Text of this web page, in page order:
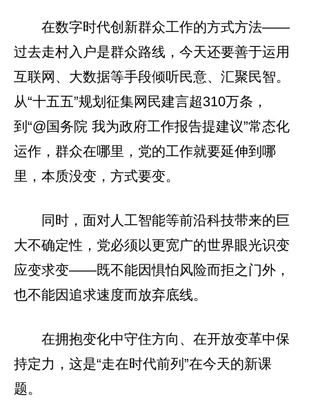
在数字时代创新群众工作的方式方法——
过去走村入户是群众路线，今天还要善于运用
互联网、大数据等手段倾听民意、汇聚民智。
从“十五五”规划征集网民建言超310万条，
到“@国务院 我为政府工作报告提建议”常态化
运作，群众在哪里，党的工作就要延伸到哪
里，本质没变，方式要变。
同时，面对人工智能等前沿科技带来的巨
大不确定性，党必须以更宽广的世界眼光识变
应变求变——既不能因惧怕风险而拒之门外，
也不能因追求速度而放弃底线。
在拥抱变化中守住方向、在开放变革中保
持定力，这是“走在时代前列”在今天的新课
题。